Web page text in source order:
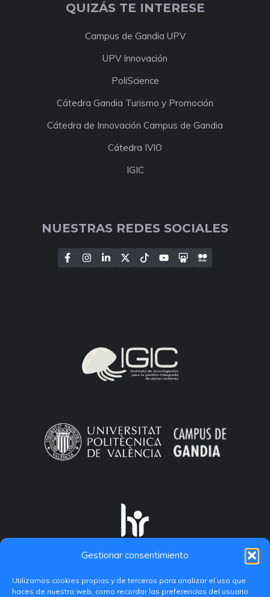
Gestionar consentimiento
Utilizamos cookies propias y de terceros para analizar el uso que
haces de nuestra web, como recordar las preferencias del usuario
QUIZÁS TE INTERESE
Campus de Gandia UPV
UPV Innovación
PoliScience
Cátedra Gandia Turismo y Promoción
Cátedra de Innovación Campus de Gandia
Cátedra IVIO
IGIC
NUESTRAS REDES SOCIALES